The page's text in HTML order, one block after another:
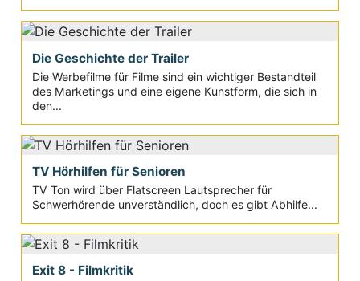
Die Geschichte der Trailer
Die Werbefilme für Filme sind ein wichtiger Bestandteil
des Marketings und eine eigene Kunstform, die sich in
den...
TV Hörhilfen für Senioren
TV Ton wird über Flatscreen Lautsprecher für
Schwerhörende unverständlich, doch es gibt Abhilfe...
Exit 8 - Filmkritik